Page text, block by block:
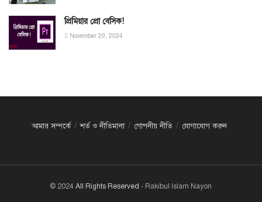
প্রিমিয়ার প্রো বেসিক!
November 29, 2024
আমার সম্পর্কে শর্ত ও নীতিমালা গোপনীয় নীতি যোগাযোগ করুন
© 2024 All Rights Reserved - Rakibul Islam Nayon